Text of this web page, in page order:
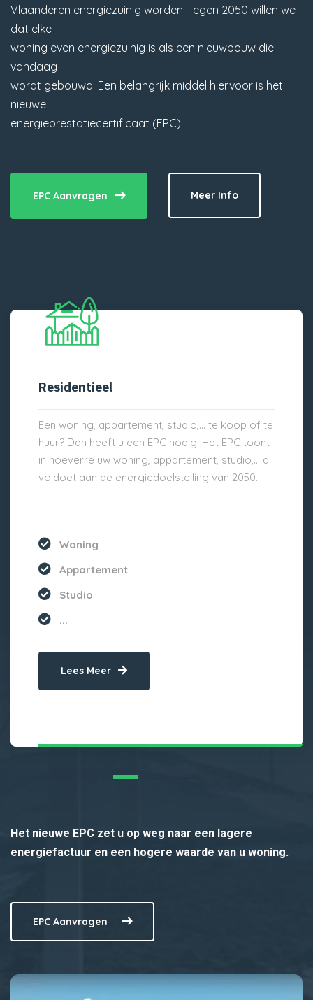
Vlaanderen energiezuinig worden. Tegen 2050 willen we
dat elke
woning even energiezuinig is als een nieuwbouw die
vandaag
wordt gebouwd. Een belangrijk middel hiervoor is het
nieuwe
energieprestatiecertificaat (EPC).
EPC Aanvragen Meer Info
Residentieel
Een woning, appartement, studio,… te koop of te
huur? Dan heeft u een EPC nodig. Het EPC toont
in hoeverre uw woning, appartement, studio,… al
voldoet aan de energiedoelstelling van 2050.
Woning
Appartement
Studio
...
Lees Meer
Het nieuwe EPC zet u op weg naar een lagere
energiefactuur en een hogere waarde van u woning.
EPC Aanvragen